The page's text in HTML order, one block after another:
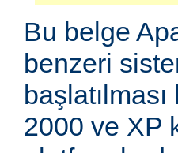
Bu belge
benzeri
2000 ve XP